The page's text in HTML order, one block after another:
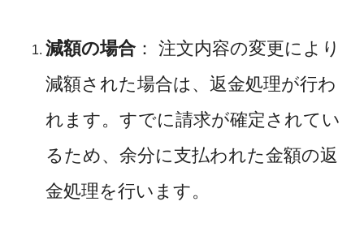
減額の場合： 注文内容の変更により
減額された場合は、返金処理が行わ
れます。すでに請求が確定されてい
るため、余分に支払われた金額の返
金処理を行います。